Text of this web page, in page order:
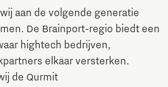
aan de volgende generatie
De Brainport-regio biedt een
hightech bedrijven,
elkaar versterken.
de Qurmit